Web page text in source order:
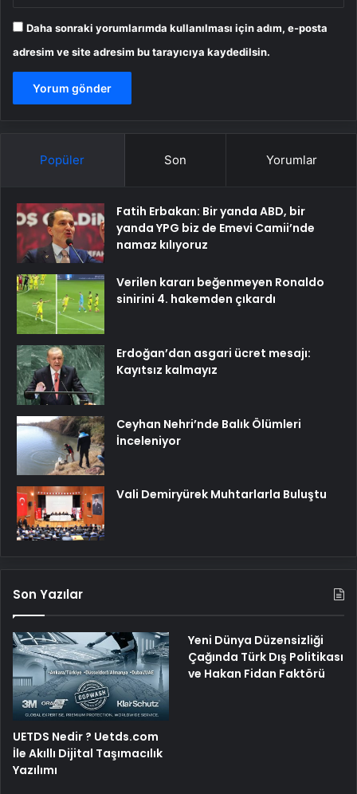
Daha sonraki yorumlarımda kullanılması için adım, e-posta
adresim ve site adresim bu tarayıcıya kaydedilsin.
Popüler Son Yorumlar
Fatih Erbakan: Bir yanda ABD, bir
yanda YPG biz de Emevi Camii’nde
namaz kılıyoruz
Verilen kararı beğenmeyen Ronaldo
sinirini 4. hakemden çıkardı
Erdoğan’dan asgari ücret mesajı:
Kayıtsız kalmayız
Ceyhan Nehri’nde Balık Ölümleri
İnceleniyor
Vali Demiryürek Muhtarlarla Buluştu
Son Yazılar
UETDS Nedir ? Uetds.com
İle Akıllı Dijital Taşımacılık
Yazılımı
Yeni Dünya Düzensizliği
Çağında Türk Dış Politikası
ve Hakan Fidan Faktörü